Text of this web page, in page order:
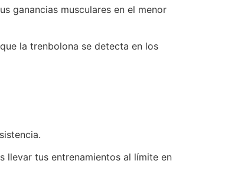
ganancias musculares en el menor
la trenbolona se detecta en los
llevar tus entrenamientos al límite en